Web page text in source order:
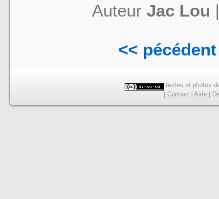
Auteur Jac Lou
<< pécédent
textes et photos
Contact| Aide|